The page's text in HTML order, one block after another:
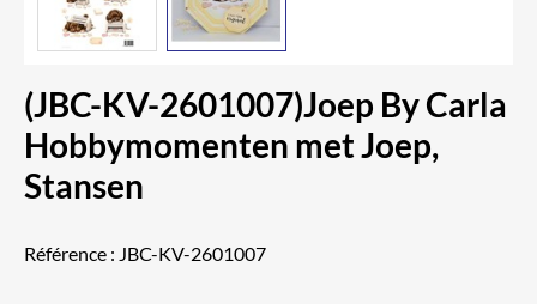
(JBC-KV-2601007)Joep By Carla
Hobbymomenten met Joep,
Stansen
Référence : JBC-KV-2601007